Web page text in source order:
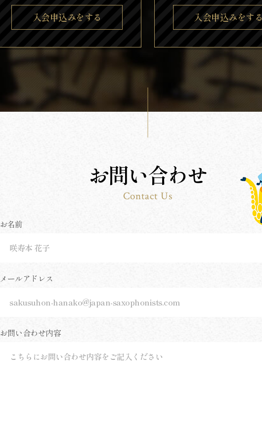
入会申込みをする 入会申込みをする
お問い合わせ
Contact Us
お名前
メールアドレス
お問い合わせ内容